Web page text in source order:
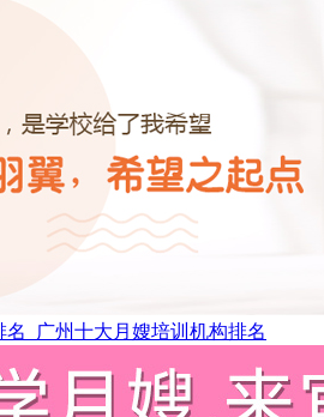
_广州十大月嫂培训机构排名